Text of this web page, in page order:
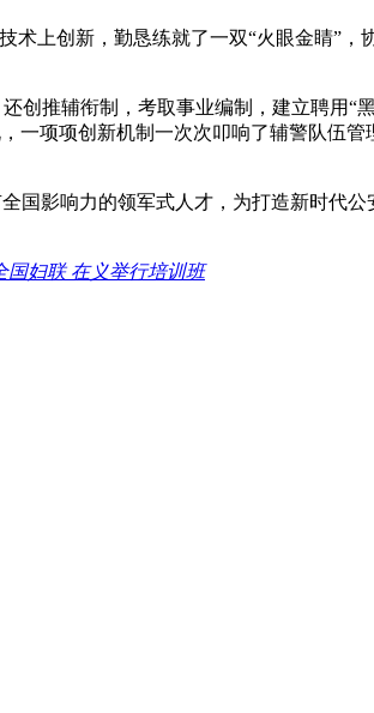
上创新，勤恳练就了一双“火眼金睛”
创推辅衔制，考取事业编制，建立聘用“
项项创新机制一次次叩响了辅警队伍管
国影响力的领军式人才，为打造新时代
国妇联 在义举行培训班